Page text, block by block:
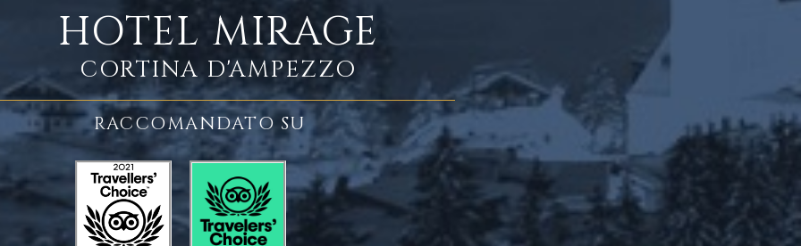
HOTEL MIRAGE
CORTINA D'AMPEZZO
RACCOMANDATO SU